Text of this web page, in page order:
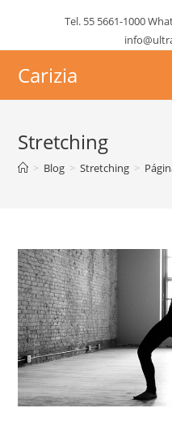
contenido
Tel. 55 5661-1000
Carizia
Stretching
> Blog > Stretching >